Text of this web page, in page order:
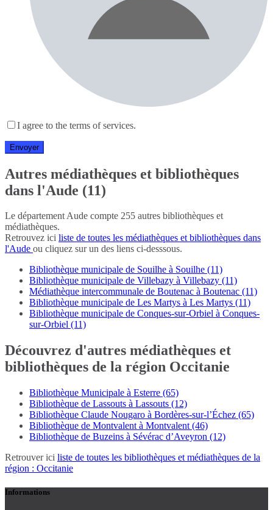
I agree to the terms of services.
Autres médiathèques et bibliothèques
dans l'Aude (11)
Le département Aude compte 255 autres bibliothèques et
médiathèques.
Retrouvez ici liste de toutes les médiathèques et bibliothèques dans
l'Aude ou cliquez sur un des liens ci-desssous.
Bibliothèque municipale de Souilhe à Souilhe (11)
Bibliothèque municipale de Villebazy à Villebazy (11)
Médiathèque intercommunale de Boutenac à Boutenac (11)
Bibliothèque municipale de Les Martys à Les Martys (11)
Bibliothèque municipale de Conques-sur-Orbiel à Conques-
sur-Orbiel (11)
Découvrez d'autres médiathèques et
bibliothèques de la région Occitanie
Bibliothèque Municipale à Esterre (65)
Bibliothèque de Lassouts à Lassouts (12)
Bibliothèque Claude Nougaro à Bordères-sur-l’Échez (65)
Bibliothèque de Montvalent à Montvalent (46)
Bibliothèque de Buzeins à Sévérac d’Aveyron (12)
Retrouver ici liste de toutes les bibliothèques et médiathèques de la
région : Occitanie
Informations